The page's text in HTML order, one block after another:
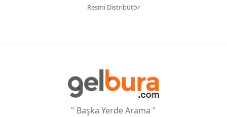
Resmi Distribütör
" Başka Yerde Arama "